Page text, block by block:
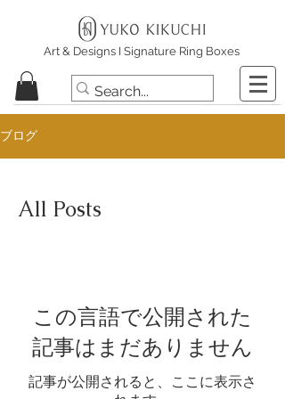
Art & Designs I Signature Ring Boxes
ブログ
All Posts
この言語で公開された
記事はまだありません
記事が公開されると、ここに表示さ